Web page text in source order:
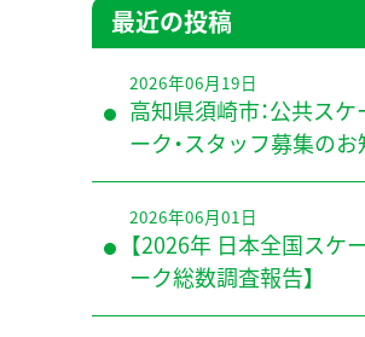
最近の投稿
2026年06月19日
高知県須崎市：公共ス
ーク・スタッフ募集の
2026年06月01日
【2026年 日本全国スケ
ーク総数調査報告】